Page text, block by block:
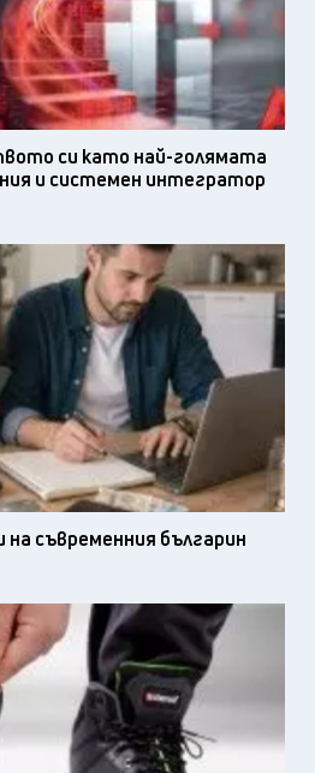
си като най-голямата
и системен интегратор
съвременния българин